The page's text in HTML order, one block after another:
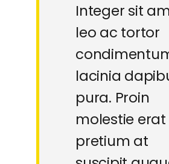
Integer sit
leo ac tortor
lacinia
pura. Proin
molestie erat
pretium at